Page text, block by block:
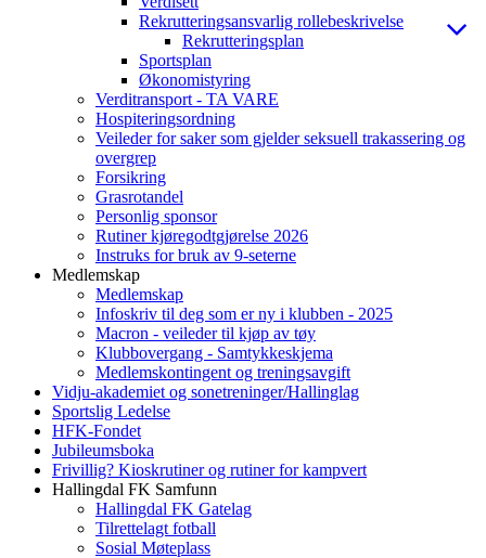
Rekrutteringsansvarlig rollebeskrivelse
Rekrutteringsplan
Sportsplan
Økonomistyring
Verditransport - TA VARE
Hospiteringsordning
Veileder for saker som gjelder seksuell trakassering og
overgrep
Forsikring
Grasrotandel
Personlig sponsor
Rutiner kjøregodtgjørelse 2026
Instruks for bruk av 9-seterne
Medlemskap
Medlemskap
Infoskriv til deg som er ny i klubben - 2025
Macron - veileder til kjøp av tøy
Klubbovergang - Samtykkeskjema
Medlemskontingent og treningsavgift
Vidju-akademiet og sonetreninger/Hallinglag
Sportslig Ledelse
HFK-Fondet
Jubileumsboka
Frivillig? Kioskrutiner og rutiner for kampvert
Hallingdal FK Samfunn
Hallingdal FK Gatelag
Tilrettelagt fotball
Sosial Møteplass